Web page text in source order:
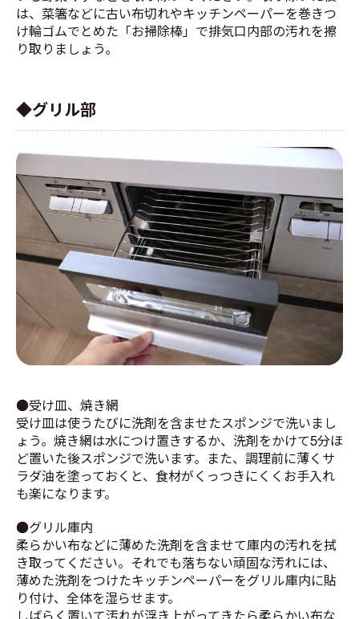
は、菜箸などに古い布切れやキッチンペーパーを巻きつ
け輪ゴムでとめた「お掃除棒」で排気口内部の汚れを擦
り取りましょう。
◆グリル部
●受け皿、焼き網
受け皿は使うたびに洗剤を含ませたスポンジで洗いまし
ょう。焼き網は水につけ置きするか、洗剤をかけて5分ほ
ど置いた後スポンジで洗います。また、調理前に薄くサ
ラダ油を塗っておくと、食材がくっつきにくくお手入れ
も楽になります。
●グリル庫内
柔らかい布などに薄めた洗剤を含ませて庫内の汚れを拭
き取ってください。それでも落ちない頑固な汚れには、
薄めた洗剤をつけたキッチンペーパーをグリル庫内に貼
り付け、全体を湿らせます。